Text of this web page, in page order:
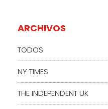
ARCHIVOS
TODOS
NY TIMES
THE INDEPENDENT UK